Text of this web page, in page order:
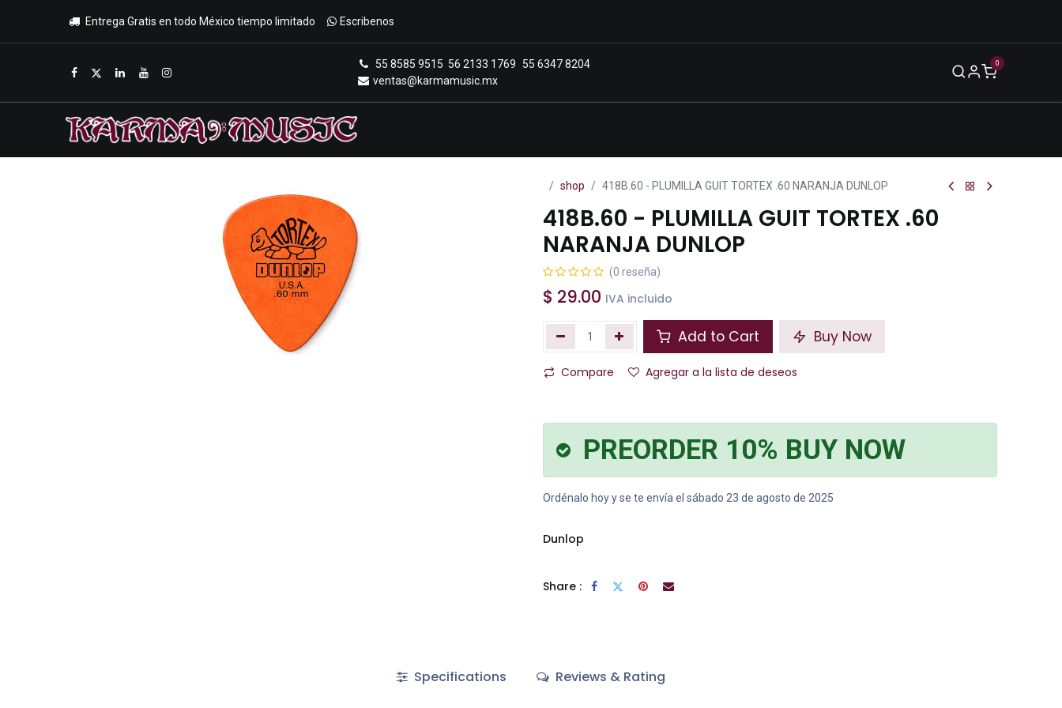
Entrega Gratis en todo México tiempo limitado Escribenos
55 8585 9515 56 2133 1769
55 6347 8204
ventas@karmamusic.mx
0
Inicio Tienda Promociones
shop 418B.60 - PLUMILLA GUIT TORTEX .60 NARANJA DUNLOP
418B.60 - PLUMILLA GUIT TORTEX .60
NARANJA DUNLOP
(0 reseña)
$ 29.00 IVA incluido
Add to Cart Buy Now
Compare Agregar a la lista de deseos
PREORDER 10% BUY NOW
Ordénalo hoy y se te envía el sábado 23 de agosto de 2025
Dunlop
Share :
Specifications Reviews & Rating